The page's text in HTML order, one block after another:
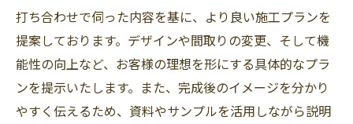
打ち合わせで伺った内容を基に、より良い施工プランを
提案しております。デザインや間取りの変更、そして機
能性の向上など、お客様の理想を形にする具体的なプラ
ンを提示いたします。また、完成後のイメージを分かり
やすく伝えるため、資料やサンプルを活用しながら説明